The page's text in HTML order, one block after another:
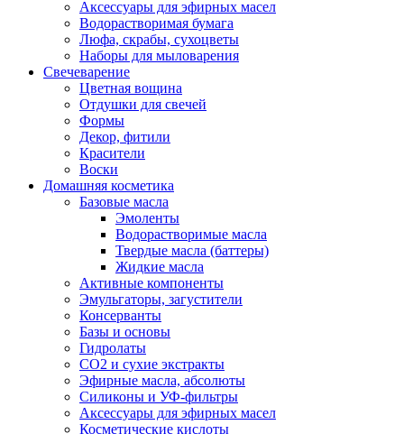
Аксессуары для эфирных масел
Водорастворимая бумага
Люфа, скрабы, сухоцветы
Наборы для мыловарения
Свечеварение
Цветная вощина
Отдушки для свечей
Формы
Декор, фитили
Красители
Воски
Домашняя косметика
Базовые масла
Эмоленты
Водорастворимые масла
Твердые масла (баттеры)
Жидкие масла
Активные компоненты
Эмульгаторы, загустители
Консерванты
Базы и основы
Гидролаты
СО2 и сухие экстракты
Эфирные масла, абсолюты
Силиконы и УФ-фильтры
Аксессуары для эфирных масел
Косметические кислоты